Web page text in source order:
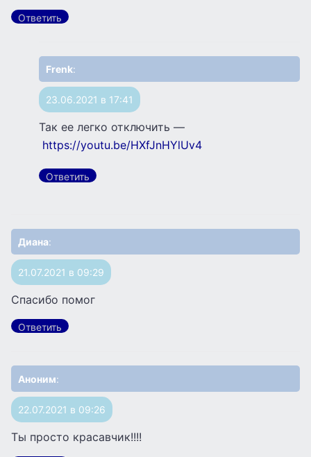
Ответить
Frenk:
23.06.2021 в 17:41
Так ее легко отключить —
https://youtu.be/HXfJnHYlUv4
Ответить
Диана:
21.07.2021 в 09:29
Спасибо помог
Ответить
Аноним:
22.07.2021 в 09:26
Ты просто красавчик!!!!